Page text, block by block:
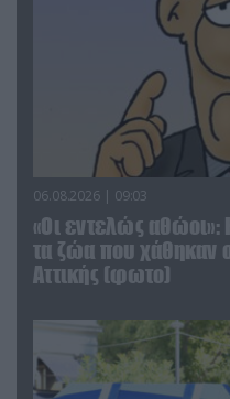
06.08.2026 | 09:03
«Οι εντελώς αθώοι»:
τα ζώα που χάθηκαν
Αττικής (φωτο)